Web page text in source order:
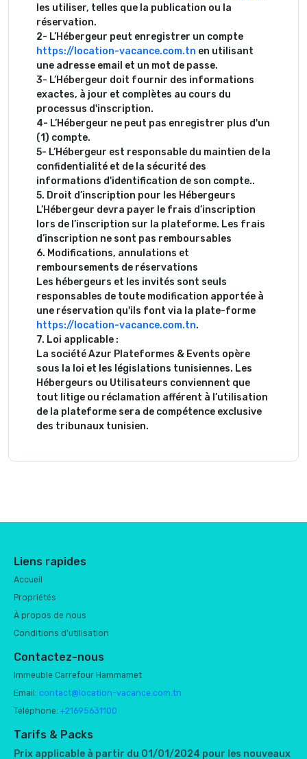
les utiliser, telles que la publication ou la
réservation.
2- L’Hébergeur peut enregistrer un compte
https://location-vacance.com.tn en utilisant
une adresse email et un mot de passe.
3- L’Hébergeur doit fournir des informations
exactes, à jour et complètes au cours du
processus d'inscription.
4- L’Hébergeur ne peut pas enregistrer plus d'un
(1) compte.
5- L’Hébergeur est responsable du maintien de la
confidentialité et de la sécurité des
informations d'identification de son compte..
5. Droit d’inscription pour les Hébergeurs
L’Hébergeur devra payer le frais d’inscription
lors de l’inscription sur la plateforme. Les frais
d’inscription ne sont pas remboursables
6. Modifications, annulations et
remboursements de réservations
Les hébergeurs et les invités sont seuls
responsables de toute modification apportée à
une réservation qu'ils font via la plate-forme
https://location-vacance.com.tn.
7. Loi applicable :
La société Azur Plateformes & Events opère
sous la loi et les législations tunisiennes. Les
Hébergeurs ou Utilisateurs conviennent que
tout litige ou réclamation afférent à l’utilisation
de la plateforme sera de compétence exclusive
des tribunaux tunisien.
Liens rapides
Accueil
Propriétés
À propos de nous
Conditions d'utilisation
Contactez-nous
Immeuble Carrefour Hammamet
Email: contact@location-vacance.com.tn
Téléphone: +21695631100
Tarifs & Packs
Prix applicable à partir du 01/01/2024 pour les nouveaux